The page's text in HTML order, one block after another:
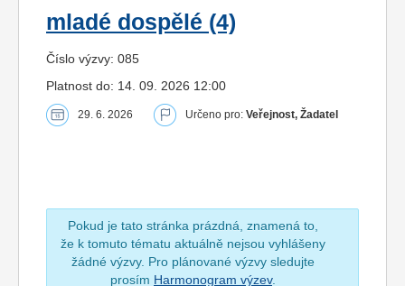
mladé dospělé (4)
Číslo výzvy: 085
Platnost do: 14. 09. 2026 12:00
29. 6. 2026 Určeno pro: Veřejnost, Žadatel
Pokud je tato stránka prázdná, znamená to,
že k tomuto tématu aktuálně nejsou vyhlášeny
žádné výzvy. Pro plánované výzvy sledujte
prosím Harmonogram výzev.